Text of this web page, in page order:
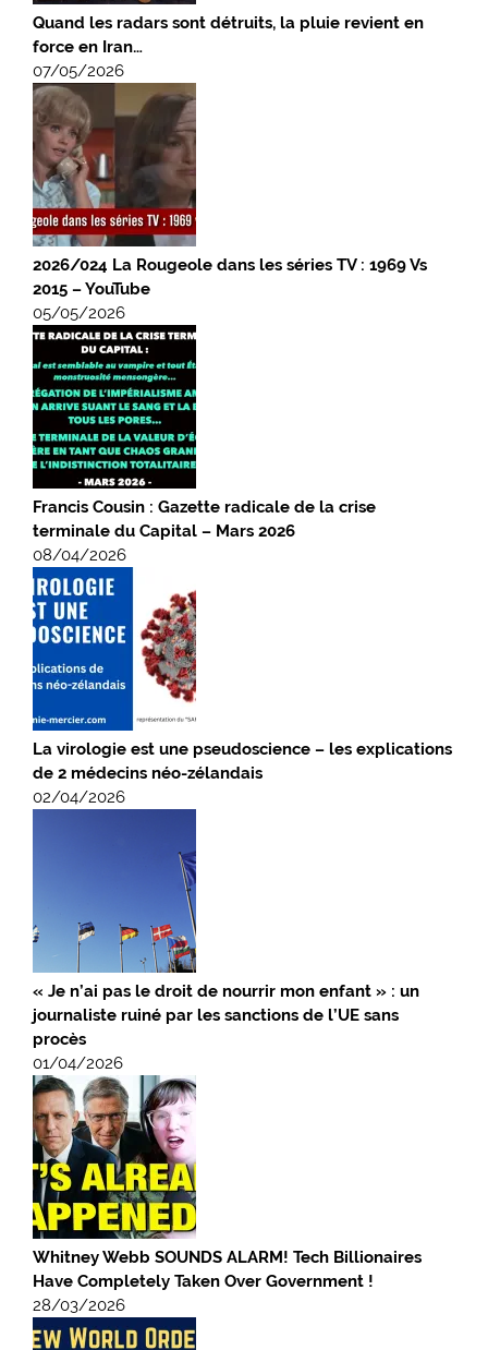
Quand les radars sont détruits, la pluie revient en
force en Iran…
07/05/2026
2026/024 La Rougeole dans les séries TV : 1969 Vs
2015 – YouTube
05/05/2026
Francis Cousin : Gazette radicale de la crise
terminale du Capital – Mars 2026
08/04/2026
La virologie est une pseudoscience – les explications
de 2 médecins néo-zélandais
02/04/2026
« Je n’ai pas le droit de nourrir mon enfant » : un
journaliste ruiné par les sanctions de l’UE sans
procès
01/04/2026
Whitney Webb SOUNDS ALARM! Tech Billionaires
Have Completely Taken Over Government !
28/03/2026